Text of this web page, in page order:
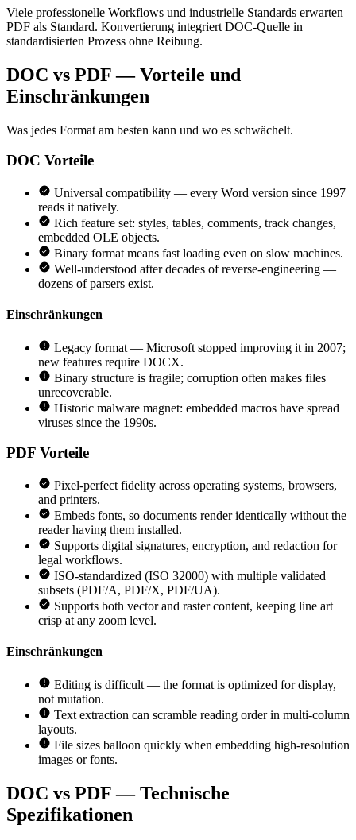
Viele professionelle Workflows und industrielle Standards erwarten
PDF als Standard. Konvertierung integriert DOC-Quelle in
standardisierten Prozess ohne Reibung.
DOC vs PDF — Vorteile und
Einschränkungen
Was jedes Format am besten kann und wo es schwächelt.
DOC Vorteile
Universal compatibility — every Word version since 1997
reads it natively.
Rich feature set: styles, tables, comments, track changes,
embedded OLE objects.
Binary format means fast loading even on slow machines.
Well-understood after decades of reverse-engineering —
dozens of parsers exist.
Einschränkungen
Legacy format — Microsoft stopped improving it in 2007;
new features require DOCX.
Binary structure is fragile; corruption often makes files
unrecoverable.
Historic malware magnet: embedded macros have spread
viruses since the 1990s.
PDF Vorteile
Pixel-perfect fidelity across operating systems, browsers,
and printers.
Embeds fonts, so documents render identically without the
reader having them installed.
Supports digital signatures, encryption, and redaction for
legal workflows.
ISO-standardized (ISO 32000) with multiple validated
subsets (PDF/A, PDF/X, PDF/UA).
Supports both vector and raster content, keeping line art
crisp at any zoom level.
Einschränkungen
Editing is difficult — the format is optimized for display,
not mutation.
Text extraction can scramble reading order in multi-column
layouts.
File sizes balloon quickly when embedding high-resolution
images or fonts.
DOC vs PDF — Technische
Spezifikationen